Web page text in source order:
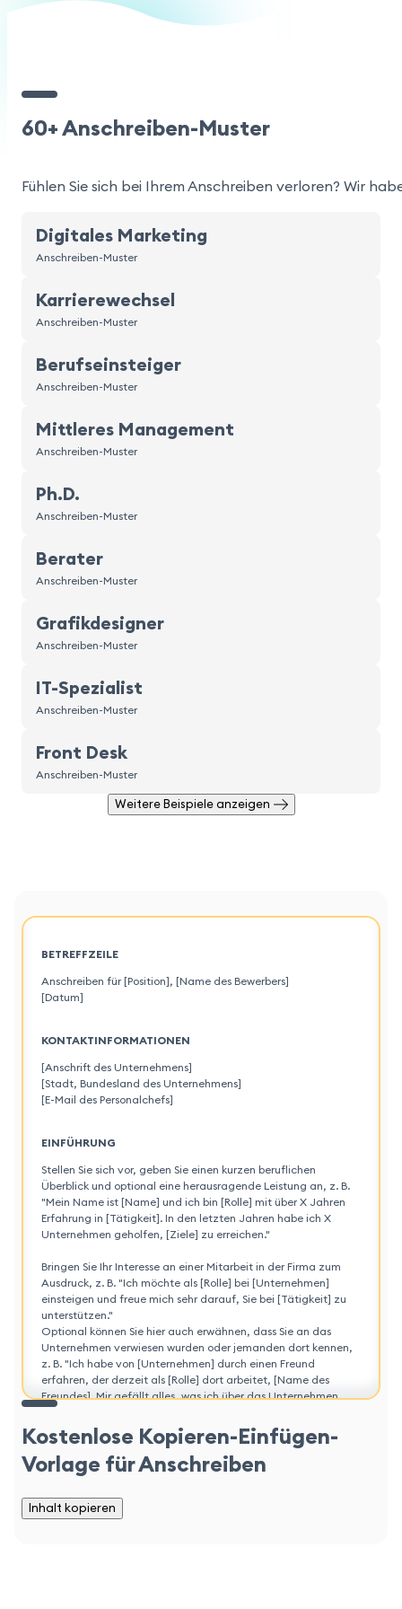
60+ Anschreiben-Muster
Fühlen Sie sich bei Ihrem Anschreiben verloren? Wir
Digitales Marketing
Anschreiben-Muster
Karrierewechsel
Anschreiben-Muster
Berufseinsteiger
Anschreiben-Muster
Mittleres Management
Anschreiben-Muster
Ph.D.
Anschreiben-Muster
Berater
Anschreiben-Muster
Grafikdesigner
Anschreiben-Muster
IT-Spezialist
Anschreiben-Muster
Front Desk
Anschreiben-Muster
Weitere Beispiele anzeigen
BETREFFZEILE
Anschreiben für [Position], [Name des Bewerbers]
[Datum]
KONTAKTINFORMATIONEN
[Anschrift des Unternehmens]
[Stadt, Bundesland des Unternehmens]
[E-Mail des Personalchefs]
EINFÜHRUNG
Stellen Sie sich vor, geben Sie einen kurzen beruflichen
Überblick und optional eine herausragende Leistung an, z. B.
"Mein Name ist [Name] und ich bin [Rolle] mit über X Jahren
Erfahrung in [Tätigkeit]. In den letzten Jahren habe ich X
Unternehmen geholfen, [Ziele] zu erreichen."
Bringen Sie Ihr Interesse an einer Mitarbeit in der Firma zum
Ausdruck, z. B. "Ich möchte als [Rolle] bei [Unternehmen]
einsteigen und freue mich sehr darauf, Sie bei [Tätigkeit] zu
unterstützen."
Optional können Sie hier auch erwähnen, dass Sie an das
Unternehmen verwiesen wurden oder jemanden dort kennen,
z. B. "Ich habe von [Unternehmen] durch einen Freund
erfahren, der derzeit als [Rolle] dort arbeitet, [Name des
Freundes]. Mir gefällt alles, was ich über das Unternehmen
HAUPTTEIL
Berufserfahrung und Ihre Leistungen sprechen. Erwähnen Sie,
wie Sie sich in Ihren früheren Tätigkeiten hervorgetan haben,
Kostenlose Kopieren-Einfügen-
Vorlage für Anschreiben
Inhalt kopieren